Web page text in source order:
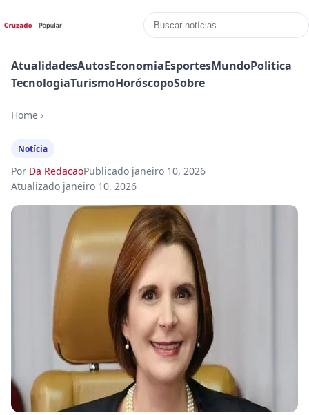
AtualidadesAutosEconomiaEsportesMundoPolitica
TecnologiaTurismoHoróscopoSobre
Home ›
Notícia
Por Da RedacaoPublicado janeiro 10, 2026
Atualizado janeiro 10, 2026